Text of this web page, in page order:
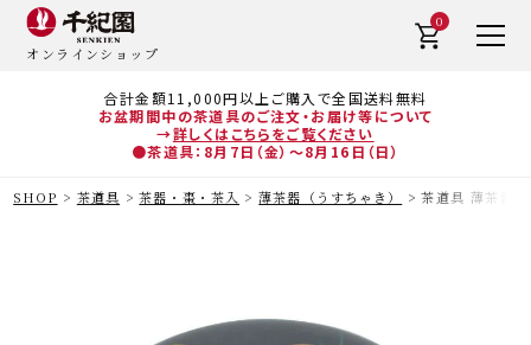
合計金額11,000円以上ご購入で全国送料無料
お盆期間中の茶道具のご注文・お届け等について
→詳しくはこちらをご覧ください
●茶道具：8月7日（金）～8月16日（日）
オンラインショップ
0
SHOP 茶道具 茶器・棗・茶入 薄茶器（うすちゃき） 茶道具 薄茶器